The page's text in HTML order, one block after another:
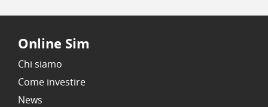
Online Sim
Chi siamo
Come investire
News